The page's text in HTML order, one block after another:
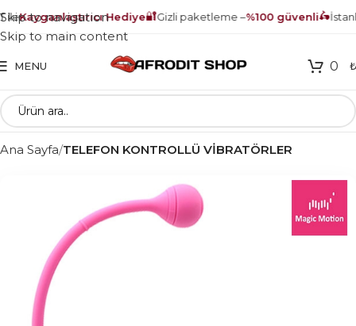
Kayganlaştırıcı Hediye🔐Gizli paketleme –%100 güvenli🛵
Skip to navigation
Skip to main content
MENU 0 ₺
Ana Sayfa TELEFON KONTROLLÜ VİBRATÖRLER